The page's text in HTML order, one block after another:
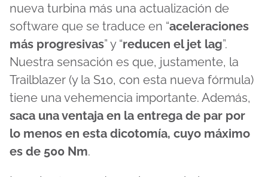
nueva turbina más una actualización de
software que se traduce en “aceleraciones
más progresivas” y “reducen el jet lag”.
Nuestra sensación es que, justamente, la
Trailblazer (y la S10, con esta nueva fórmula)
tiene una vehemencia importante. Además,
saca una ventaja en la entrega de par por
lo menos en esta dicotomía, cuyo máximo
es de 500 Nm.